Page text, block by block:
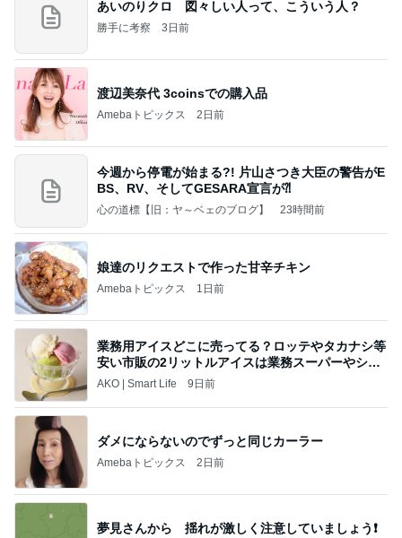
あいのりクロ 図々しい人って、こういう人？
勝手に考察 3日前
渡辺美奈代 3coinsでの購入品
Amebaトピックス 2日前
今週から停電が始まる?! 片山さつき大臣の警告がE
BS、RV、そしてGESARA宣言が⁈
心の道標【旧：ヤ～ベェのブログ】 23時間前
娘達のリクエストで作った甘辛チキン
Amebaトピックス 1日前
業務用アイスどこに売ってる？ロッテやタカナシ等
安い市販の2リットルアイスは業務スーパーやシャ
トレ
AKO | Smart Life 9日前
ダメにならないのでずっと同じカーラー
Amebaトピックス 2日前
夢見さんから 揺れが激しく注意していましょう❗️